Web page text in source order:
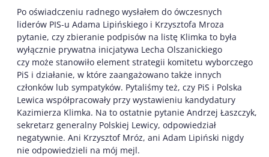
Po oświadczeniu radnego wysłałem do ówczesnych
liderów PIS-u Adama Lipińskiego i Krzysztofa Mroza
pytanie, czy zbieranie podpisów na listę Klimka to była
wyłącznie prywatna inicjatywa Lecha Olszanickiego
czy może stanowiło element strategii komitetu wyborczego
PiS i działanie, w które zaangażowano także innych
członków lub sympatyków. Pytaliśmy też, czy PiS i Polska
Lewica współpracowały przy wystawieniu kandydatury
Kazimierza Klimka. Na to ostatnie pytanie Andrzej Łaszczyk,
sekretarz generalny Polskiej Lewicy, odpowiedział
negatywnie. Ani Krzysztof Mróz, ani Adam Lipiński nigdy
nie odpowiedzieli na mój mejl.